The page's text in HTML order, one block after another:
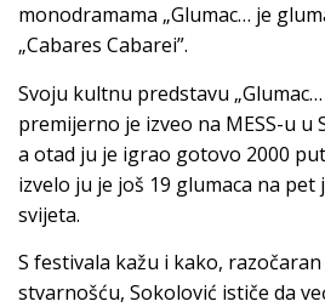
monodramama „Glumac… je
„Cabares Cabarei”.
Svoju kultnu predstavu
premijerno je izveo na MESS-u u
a otad ju je igrao gotovo 2000
izvelo ju je još 19 glumaca na pet
svijeta.
S festivala kažu i kako,
stvarnošću, Sokolović ističe da